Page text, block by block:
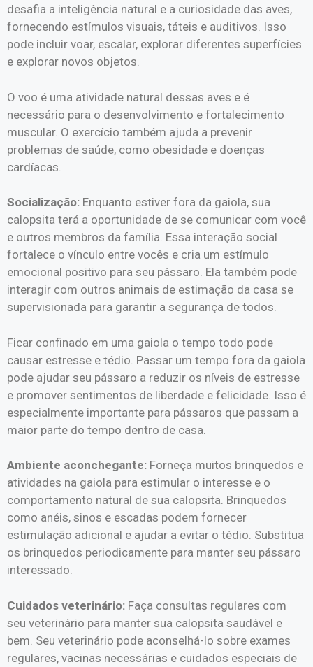
desafia a inteligência natural e a curiosidade das aves,
fornecendo estímulos visuais, táteis e auditivos. Isso
pode incluir voar, escalar, explorar diferentes superfícies
e explorar novos objetos.
O voo é uma atividade natural dessas aves e é
necessário para o desenvolvimento e fortalecimento
muscular. O exercício também ajuda a prevenir
problemas de saúde, como obesidade e doenças
cardíacas.
Socialização: Enquanto estiver fora da gaiola, sua
calopsita terá a oportunidade de se comunicar com você
e outros membros da família. Essa interação social
fortalece o vínculo entre vocês e cria um estímulo
emocional positivo para seu pássaro. Ela também pode
interagir com outros animais de estimação da casa se
supervisionada para garantir a segurança de todos.
Ficar confinado em uma gaiola o tempo todo pode
causar estresse e tédio. Passar um tempo fora da gaiola
pode ajudar seu pássaro a reduzir os níveis de estresse
e promover sentimentos de liberdade e felicidade. Isso é
especialmente importante para pássaros que passam a
maior parte do tempo dentro de casa.
Ambiente aconchegante: Forneça muitos brinquedos e
atividades na gaiola para estimular o interesse e o
comportamento natural de sua calopsita. Brinquedos
como anéis, sinos e escadas podem fornecer
estimulação adicional e ajudar a evitar o tédio. Substitua
os brinquedos periodicamente para manter seu pássaro
interessado.
Cuidados veterinário: Faça consultas regulares com
seu veterinário para manter sua calopsita saudável e
bem. Seu veterinário pode aconselhá-lo sobre exames
regulares, vacinas necessárias e cuidados especiais de